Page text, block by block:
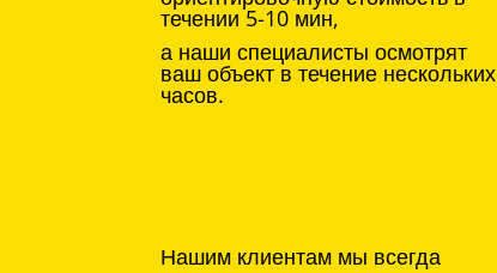
течении 5-10 мин,
а наши специалисты осмотрят
ваш объект в течение нескольких
часов.
Нашим клиентам мы всегда